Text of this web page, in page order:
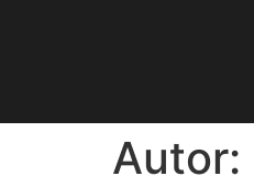
Autor: